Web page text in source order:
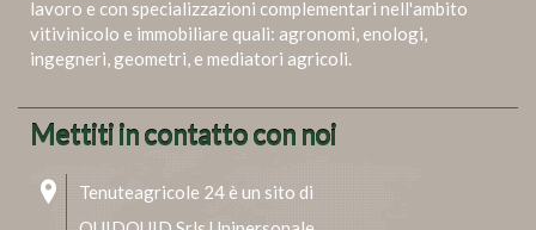
lavoro e con specializzazioni complementari nell'ambito
vitivinicolo e immobiliare quali: agronomi, enologi,
ingegneri, geometri, e mediatori agricoli.
Mettiti in contatto con noi
Tenuteagricole 24 è un sito di